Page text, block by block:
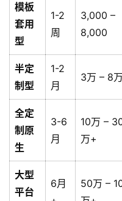
模板
套用
型
1-2
周
3,000 –
8,000
半定
制型
1-2
月
3万 – 8万
全定
制原
生
3-6
月
10万 –
万+
大型
平台
6月
50万 –